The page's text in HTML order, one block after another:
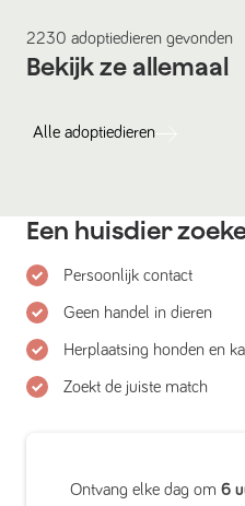
2230 adoptiedieren gevonden
Bekijk ze allemaal
Alle adoptiedieren
Een huisdier
Persoonlijk contact
Geen handel in dieren
Herplaatsing honden en
Zoekt de juiste match
Ontvang elke dag om 6